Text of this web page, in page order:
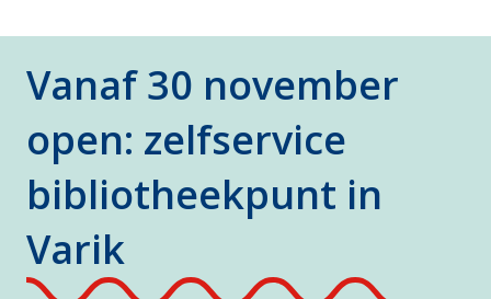
Vanaf 30 november
open: zelfservice
bibliotheekpunt in
Varik